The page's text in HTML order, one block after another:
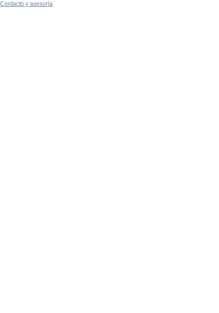
Contacto y asesoría